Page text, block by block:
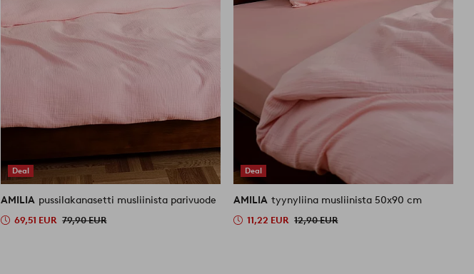
Deal
AMILIA pussilakanasetti musliinista parivuode
69,51 EUR 79,90 EUR
Deal
AMILIA tyynyliina musliinista 50x90 cm
11,22 EUR 12,90 EUR